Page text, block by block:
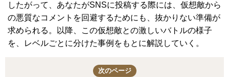
したがって、あなたがSNSに投稿する際には、仮想敵から
の悪質なコメントを回避するためにも、抜かりない準備が
求められる。以降、この仮想敵との激しいバトルの様子
を、レベルごとに分けた事例をもとに解説していく。
次のページ